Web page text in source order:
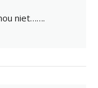
niet…….